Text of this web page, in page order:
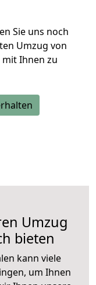
Sie uns noch
Umzug von
Ihnen zu
Umzug
bieten
kann viele
um Ihnen